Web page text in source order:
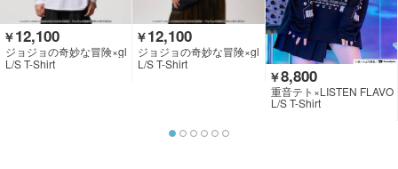
￥12,100
ジョジョの奇妙な冒険×gl
amb
L/S T-Shirt
￥12,100
ジョジョの奇妙な冒険×gl
amb
L/S T-Shirt
￥8,800
重音テト×LISTEN FLAVO
R
L/S T-Shirt